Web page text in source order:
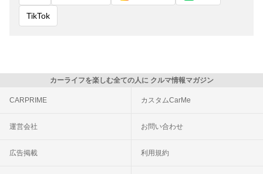
TikTok
カーライフを楽しむ全ての人に クルマ情報マガジン
CARPRIME カスタムCarMe
運営会社 お問い合わせ
広告掲載 利用規約